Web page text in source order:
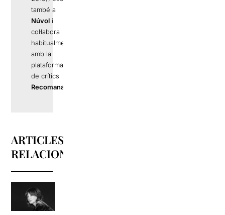
també a
Núvol i
col·labora
habitualment
amb la
plataforma
de crítics
Recomana
ARTICLES
RELACIONATS